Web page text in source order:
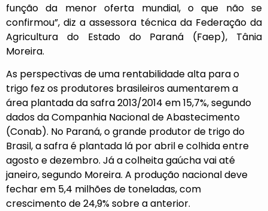
função da menor oferta mundial, o que não se
confirmou”, diz a assessora técnica da Federação da
Agricultura do Estado do Paraná (Faep), Tânia
Moreira.
As perspectivas de uma rentabilidade alta para o
trigo fez os produtores brasileiros aumentarem a
área plantada da safra 2013/2014 em 15,7%, segundo
dados da Companhia Nacional de Abastecimento
(Conab). No Paraná, o grande produtor de trigo do
Brasil, a safra é plantada lá por abril e colhida entre
agosto e dezembro. Já a colheita gaúcha vai até
janeiro, segundo Moreira. A produção nacional deve
fechar em 5,4 milhões de toneladas, com
crescimento de 24,9% sobre a anterior.